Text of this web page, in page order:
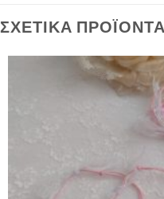
ΣΧΕΤΙΚΆ ΠΡΟΪΌΝΤΑ